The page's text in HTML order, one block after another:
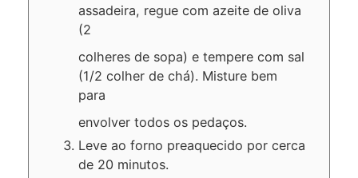
assadeira, regue com azeite de oliva
(2
colheres de sopa) e tempere com sal
(1/2 colher de chá). Misture bem
para
envolver todos os pedaços.
Leve ao forno preaquecido por cerca
de 20 minutos.